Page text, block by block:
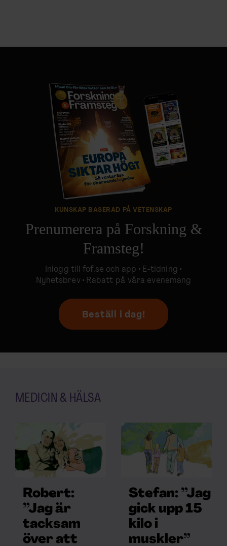
KUNSKAP BASERAD PÅ VETENSKAP
Prenumerera på Forskning &
Framsteg!
Inlogg tillfof.se och app • E-tidning •
Nyhetsbrev • Rabatt på våra evenemang
Beställ i dag!
MEDICIN & HÄLSA
Robert:
”Jag är
tacksam
över att
Stefan: ”Jag
gick upp 15
kilo i
muskler”